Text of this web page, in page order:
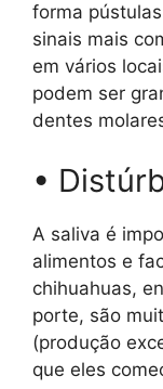
forma
sinais mais
em vários
podem ser
dentes
•
A saliva é
alimentos e
chihuahuas,
porte, são
(produção
que eles